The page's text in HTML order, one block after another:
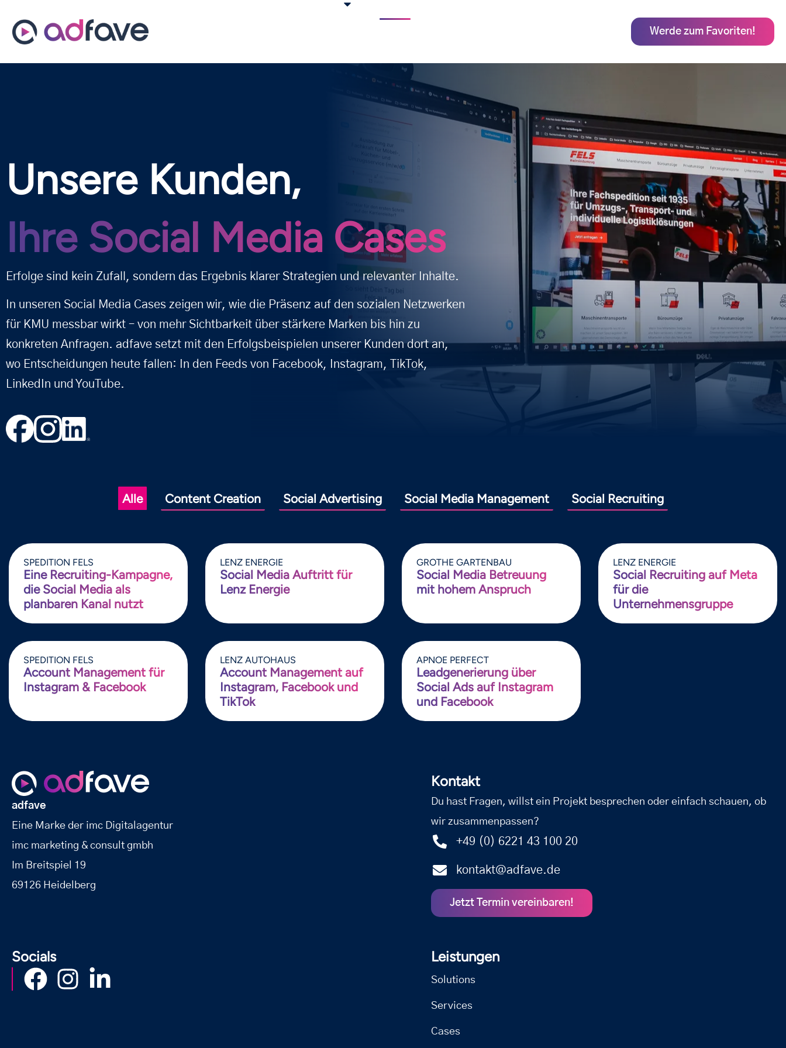
Werde zum Favoriten!
Unsere Kunden,
Ihre Social Media Cases
Erfolge sind kein Zufall, sondern das Ergebnis klarer Strategien und relevanter Inhalte.
In unseren Social Media Cases zeigen wir, wie die Präsenz auf den sozialen Netzwerken
für KMU messbar wirkt – von mehr Sichtbarkeit über stärkere Marken bis hin zu
konkreten Anfragen. adfave setzt mit den Erfolgsbeispielen unserer Kunden dort an,
wo Entscheidungen heute fallen: In den Feeds von Facebook, Instagram, TikTok,
LinkedIn und YouTube.
Alle Content Creation Social Advertising Social Media Management Social Recruiting
SPEDITION FELS
Eine Recruiting-Kampagne,
die Social Media als
planbaren Kanal nutzt
LENZ ENERGIE
Social Media Auftritt für
Lenz Energie
GROTHE GARTENBAU
Social Media Betreuung
mit hohem Anspruch
LENZ ENERGIE
Social Recruiting auf Meta
für die
Unternehmensgruppe
SPEDITION FELS
Account Management für
Instagram & Facebook
LENZ AUTOHAUS
Account Management auf
Instagram, Facebook und
TikTok
APNOE PERFECT
Leadgenerierung über
Social Ads auf Instagram
und Facebook
adfave
Eine Marke der imc Digitalagentur
imc marketing & consult gmbh
Im Breitspiel 19
69126 Heidelberg
Kontakt
Du hast Fragen, willst ein Projekt besprechen oder einfach schauen, ob
wir zusammenpassen?
+49 (0) 6221 43 100 20
kontakt@adfave.de
Jetzt Termin vereinbaren!
Socials Leistungen
Solutions
Services
Cases